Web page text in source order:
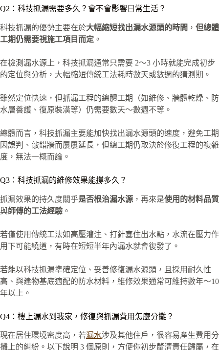
Q2：科技抓漏需要多久？會不會影響日常生活？
科技抓漏的優勢主要在於大幅縮短找出漏水源頭的時間 ， 但總體
工期仍需要視施工項目而定 。
在檢測漏水源上，科技抓漏通常只需要 2～3 小時就能完成初步
的定位與分析，大幅縮短傳統工法耗時數天或數週的猜測期。
雖然定位快速，但抓漏工程的總體工期（如維修、牆體乾燥、防
水層養護、復原裝潢等）仍需要數天～數週不等。
總體而言，科技抓漏主要能加快找出漏水源頭的速度，避免工期
因誤判、敲錯牆而屢屢延長，但總工期仍取決於修復工程的複雜
度，無法一概而論。
Q3：科技抓漏的維修效果能撐多久？
抓漏效果的持久度關乎是否根治漏水源 ，再來是使用的材料品質
與師傅的工法經驗 。
若僅使用傳統工法如高壓灌注、打針塞住出水點，水流在壓力作
用下可能繞道，有時在短短半年內漏水就會復發了。
若能以科技抓漏準確定位、妥善修復漏水源頭，且採用耐久性
高、與建物基底適配的防水材料，維修效果通常可維持數年～10
年以上。
Q4：樓上漏水到我家，修復與抓漏費用怎麼分攤？
現在居住環境密度高，若漏水涉及其他住戶，很容易產生費用分
攤上的糾紛。以下說明 3 個原則，方便你初步釐清責任歸屬，在